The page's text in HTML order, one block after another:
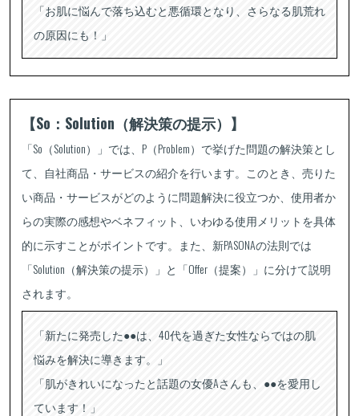
「お肌に悩んで落ち込むと悪循環となり、さらなる肌荒れ
の原因にも！」
【So：Solution（解決策の提示）】
「So（Solution）」では、P（Problem）で挙げた問題の解決策とし
て、自社商品・サービスの紹介を行います。このとき、売りた
い商品・サービスがどのように問題解決に役立つか、使用者か
らの実際の感想やベネフィット、いわゆる使用メリットを具体
的に示すことがポイントです。また、新PASONAの法則では
「Solution（解決策の提示）」と「Offer（提案）」に分けて説明
されます。
「新たに発売した●●は、40代を過ぎた女性ならではの肌
悩みを解決に導きます。」
「肌がきれいになったと話題の女優Aさんも、●●を愛用し
ています！」